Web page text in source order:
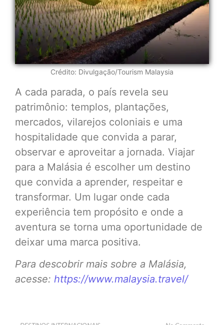
Crédito: Divulgação/Tourism Malaysia
A cada parada, o país revela seu
patrimônio: templos, plantações,
mercados, vilarejos coloniais e uma
hospitalidade que convida a parar,
observar e aproveitar a jornada. Viajar
para a Malásia é escolher um destino
que convida a aprender, respeitar e
transformar. Um lugar onde cada
experiência tem propósito e onde a
aventura se torna uma oportunidade de
deixar uma marca positiva.
Para descobrir mais sobre a Malásia,
acesse: https://www.malaysia.travel/